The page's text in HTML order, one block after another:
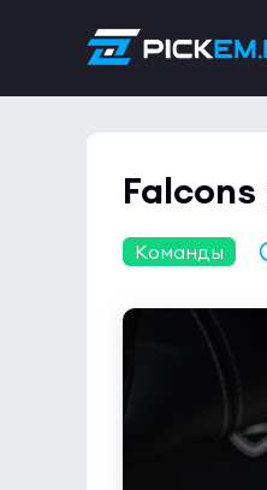
Falcons
Команды